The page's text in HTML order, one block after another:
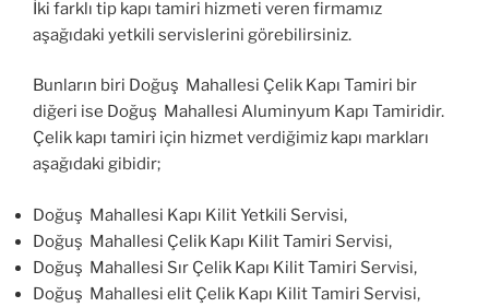
İki farklı tip kapı tamiri hizmeti veren firmamız
aşağıdaki yetkili servislerini görebilirsiniz.
Bunların biri Doğuş Mahallesi Çelik Kapı Tamiri bir
diğeri ise Doğuş Mahallesi Aluminyum Kapı Tamiridir.
Çelik kapı tamiri için hizmet verdiğimiz kapı markları
aşağıdaki gibidir;
Doğuş Mahallesi Kapı Kilit Yetkili Servisi,
Doğuş Mahallesi Çelik Kapı Kilit Tamiri Servisi,
Doğuş Mahallesi Sır Çelik Kapı Kilit Tamiri Servisi,
Doğuş Mahallesi elit Çelik Kapı Kilit Tamiri Servisi,